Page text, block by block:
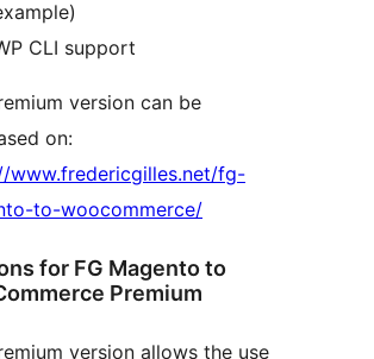
CLI support
version can be
on:
www.fredericgilles.net/fg-
to-woocommerce/
for FG Magento to
Premium
version allows the use